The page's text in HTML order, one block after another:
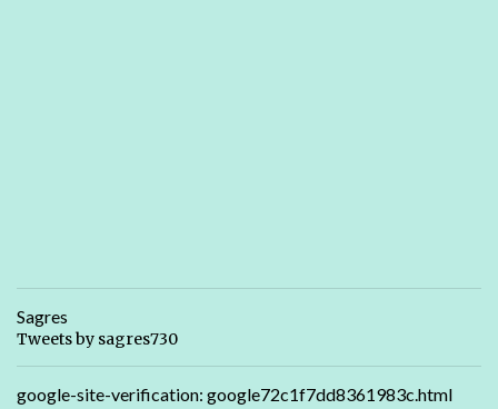
Sagres
Tweets by sagres730
google-site-verification: google72c1f7dd8361983c.html